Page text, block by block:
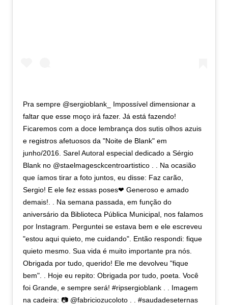
Pra sempre @sergioblank_ Impossível dimensionar a
faltar que esse moço irá fazer. Já está fazendo!
Ficaremos com a doce lembrança dos sutis olhos azuis
e registros afetuosos da "Noite de Blank" em
junho/2016. Sarel Autoral especial dedicado a Sérgio
Blank no @staelmagesckcentroartistico . . Na ocasião
que íamos tirar a foto juntos, eu disse: Faz carão,
Sergio! E ele fez essas poses❤ Generoso e amado
demais!. . Na semana passada, em função do
aniversário da Biblioteca Pública Municipal, nos falamos
por Instagram. Perguntei se estava bem e ele escreveu
"estou aqui quieto, me cuidando". Então respondi: fique
quieto mesmo. Sua vida é muito importante pra nós.
Obrigada por tudo, querido! Ele me devolveu "fique
bem". . Hoje eu repito: Obrigada por tudo, poeta. Você
foi Grande, e sempre será! #ripsergioblank . . Imagem
na cadeira: 📷 @fabriciozucoloto . . #saudadeseternas